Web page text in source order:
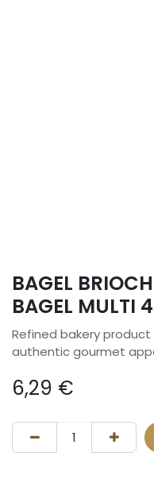
BAGEL
BAGEL MULTI
Refined bakery
authentic gourmet
6,29 €